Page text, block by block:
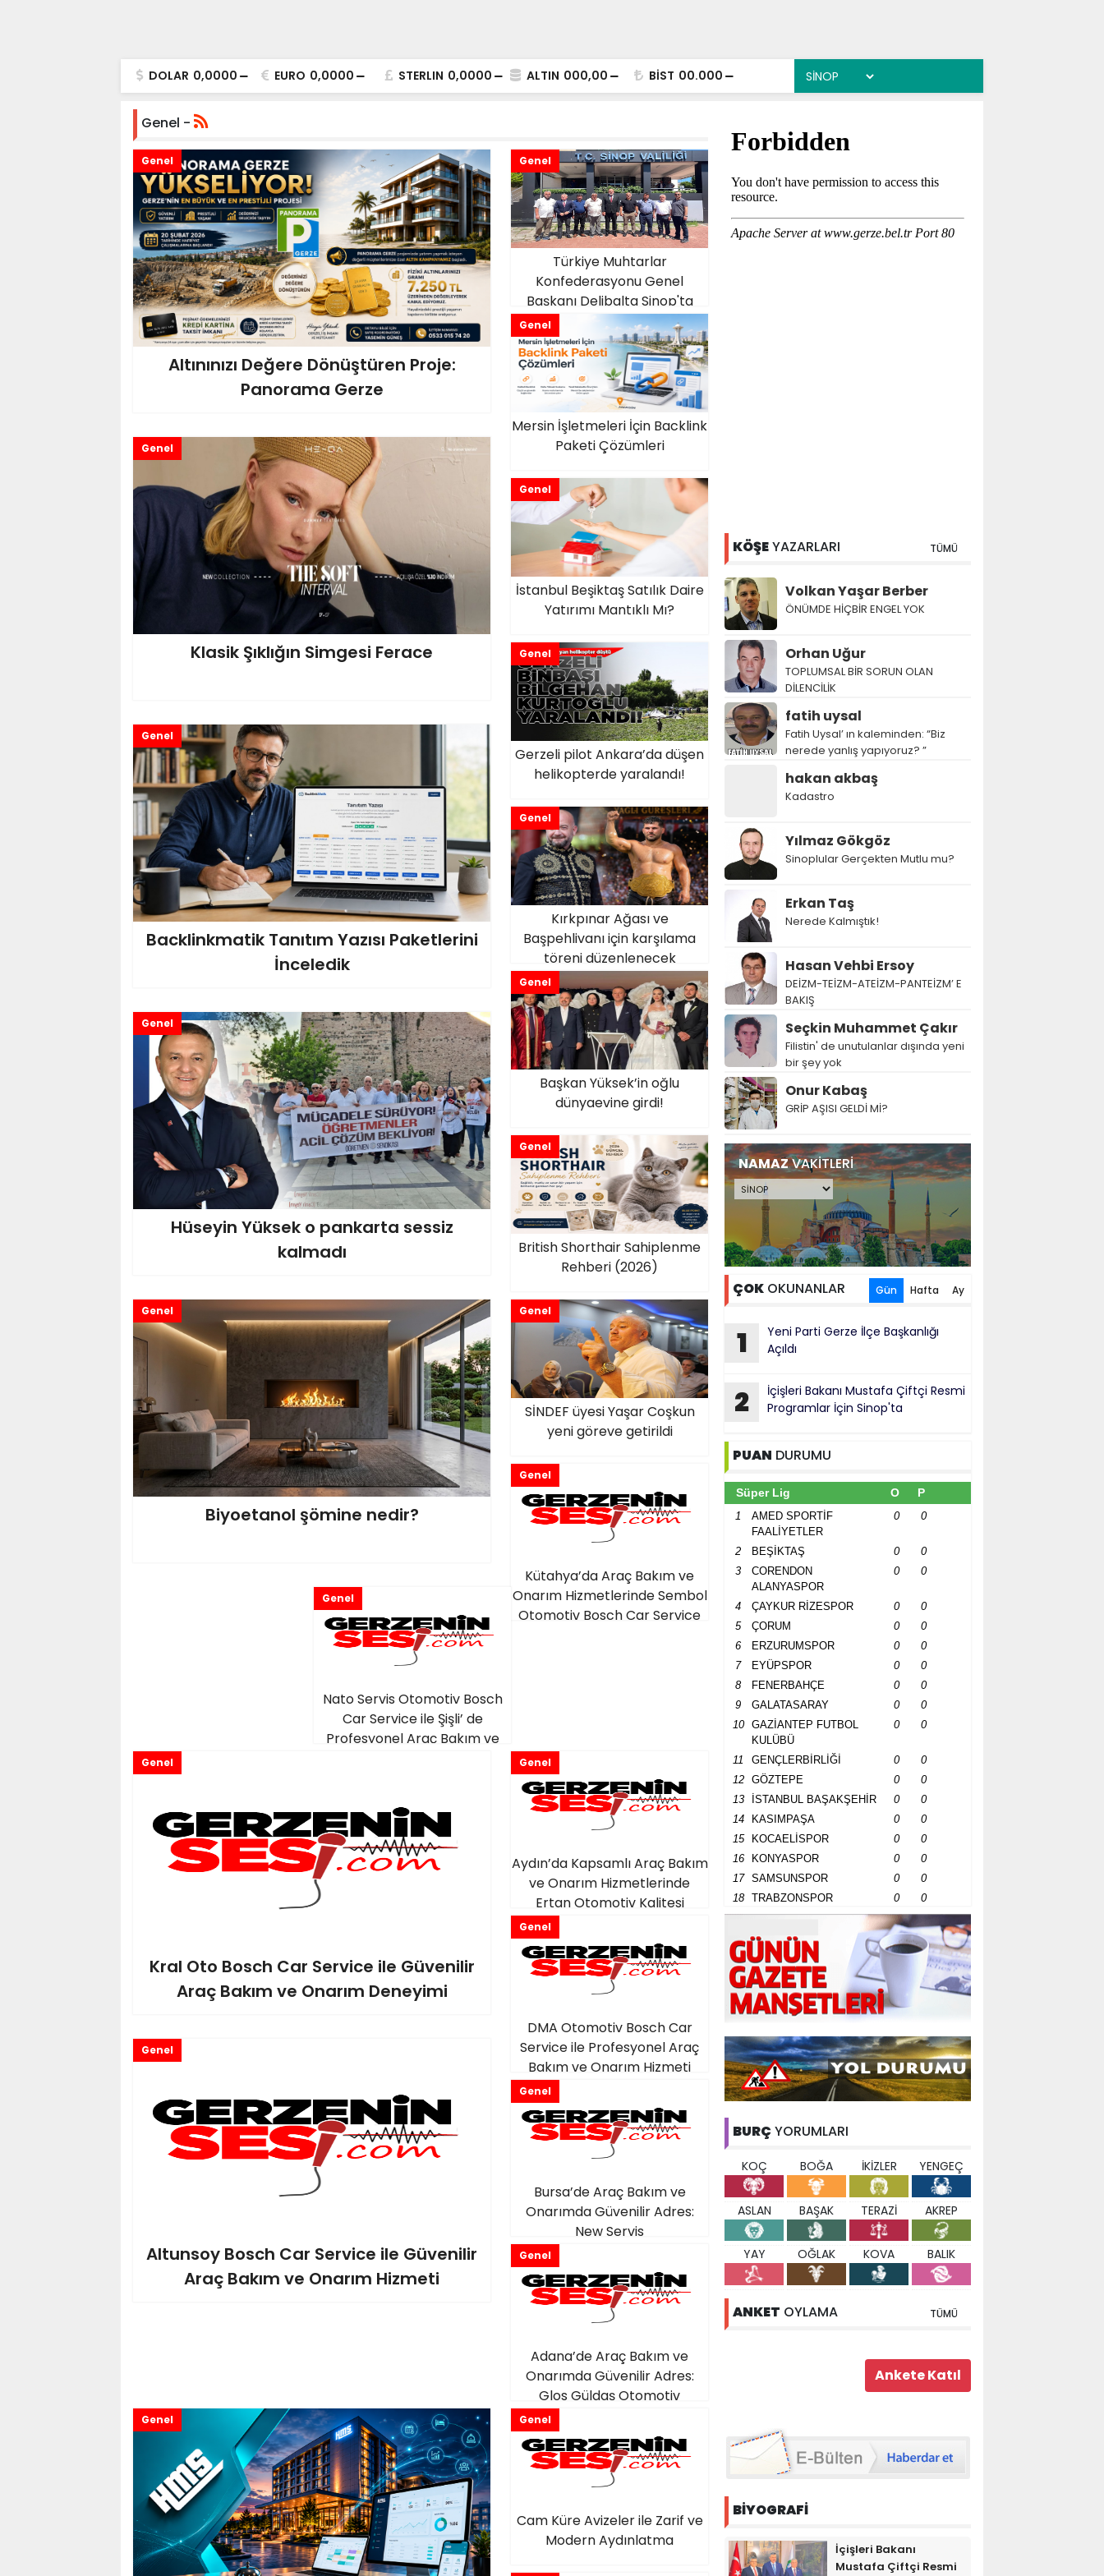
DOLAR 0,0000 EURO 0,0000 STERLIN 0,0000 ALTIN 000,00 BİST 00.000
Genel -
Genel
Altınınızı Değere Dönüştüren Proje:
Panorama Gerze
Genel
Türkiye Muhtarlar
Konfederasyonu Genel
Başkanı Delibalta Sinop'ta
Genel
Mersin İşletmeleri İçin Backlink
Paketi Çözümleri
Genel
Klasik Şıklığın Simgesi Ferace
Genel
İstanbul Beşiktaş Satılık Daire
Yatırımı Mantıklı Mı?
Genel
Gerzeli pilot Ankara’da düşen
helikopterde yaralandı!
Genel
Backlinkmatik Tanıtım Yazısı Paketlerini
İnceledik
Genel
Kırkpınar Ağası ve
Başpehlivanı için karşılama
töreni düzenlenecek
Genel
Başkan Yüksek’in oğlu
dünyaevine girdi!
Genel
Hüseyin Yüksek o pankarta sessiz
kalmadı
Genel
British Shorthair Sahiplenme
Rehberi (2026)
Genel
SİNDEF üyesi Yaşar Coşkun
yeni göreve getirildi
Genel
Biyoetanol şömine nedir?
Genel
Kütahya’da Araç Bakım ve
Onarım Hizmetlerinde Sembol
Otomotiv Bosch Car Service
Genel
Nato Servis Otomotiv Bosch
Car Service ile Şişli’ de
Profesyonel Araç Bakım ve
Genel
Kral Oto Bosch Car Service ile Güvenilir
Araç Bakım ve Onarım Deneyimi
Genel
Aydın’da Kapsamlı Araç Bakım
ve Onarım Hizmetlerinde
Ertan Otomotiv Kalitesi
Genel
DMA Otomotiv Bosch Car
Service ile Profesyonel Araç
Bakım ve Onarım Hizmeti
Genel
Altunsoy Bosch Car Service ile Güvenilir
Araç Bakım ve Onarım Hizmeti
Genel
Bursa’de Araç Bakım ve
Onarımda Güvenilir Adres:
New Servis
Genel
Adana’de Araç Bakım ve
Onarımda Güvenilir Adres:
Glos Güldaş Otomotiv
Genel Genel
Cam Küre Avizeler ile Zarif ve
Modern Aydınlatma
KÖŞEYAZARLARI TÜMÜ
Volkan Yaşar Berber
ÖNÜMDE HİÇBİR ENGEL YOK
Orhan Uğur
TOPLUMSAL BİR SORUN OLAN
DİLENCİLİK
fatih uysal
Fatih Uysal’ ın kaleminden: “Biz
nerede yanlış yapıyoruz? ”
hakan akbaş
Kadastro
Yılmaz Gökgöz
Sinoplular Gerçekten Mutlu mu?
Erkan Taş
Nerede Kalmıştık!
Hasan Vehbi Ersoy
DEİZM-TEİZM-ATEİZM-PANTEİZM’ E
BAKIŞ
Seçkin Muhammet Çakır
Filistin' de unutulanlar dışında yeni
bir şey yok
Onur Kabaş
GRİP AŞISI GELDİ Mİ?
NAMAZVAKİTLERİ
ÇOK OKUNANLAR Gün Hafta Ay
1
Yeni Parti Gerze İlçe Başkanlığı
Açıldı
2
İçişleri Bakanı Mustafa Çiftçi Resmi
Programlar İçin Sinop'ta
PUAN DURUMU
Süper Lig O P
1
AMED SPORTİF
FAALİYETLER
0 0
2 BEŞİKTAŞ 0
0
3
CORENDON
ALANYASPOR
0 0
4 ÇAYKUR RİZESPOR 0
0
5
ÇORUM 0
0
6
ERZURUMSPOR 0
0
7
EYÜPSPOR 0
0
8
FENERBAHÇE 0
0
9
GALATASARAY 0
0
10
GAZİANTEP FUTBOL
KULÜBÜ
0 0
11 GENÇLERBİRLİĞİ 0
0
12
GÖZTEPE 0
0
13
İSTANBUL BAŞAKŞEHİR 0
0
14
KASIMPAŞA 0
0
15
KOCAELİSPOR 0
0
16
KONYASPOR 0
0
17
SAMSUNSPOR 0
0
18
TRABZONSPOR 0 0
BURÇ YORUMLARI
KOÇ BOĞA İKİZLER YENGEÇ
ASLAN BAŞAK TERAZİ AKREP
YAY OĞLAK KOVA BALIK
ANKET OYLAMA TÜMÜ
BİYOGRAFİ
İçişleri Bakanı
Mustafa Çiftçi Resmi